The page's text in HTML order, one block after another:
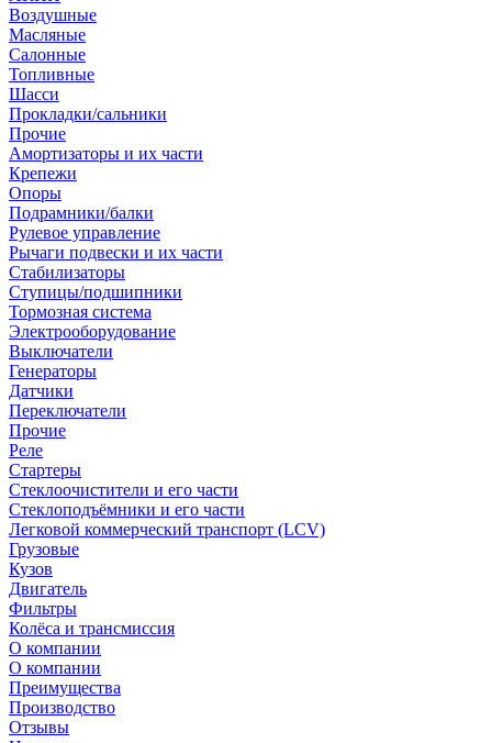
Воздушные
Масляные
Салонные
Топливные
Шасси
Прокладки/сальники
Прочие
Амортизаторы и их части
Крепежи
Опоры
Подрамники/балки
Рулевое управление
Рычаги подвески и их части
Стабилизаторы
Ступицы/подшипники
Тормозная система
Электрооборудование
Выключатели
Генераторы
Датчики
Переключатели
Прочие
Реле
Стартеры
Стеклоочистители и его части
Стеклоподъёмники и его части
Легковой коммерческий транспорт (LCV)
Грузовые
Кузов
Двигатель
Фильтры
Колёса и трансмиссия
О компании
О компании
Преимущества
Производство
Отзывы